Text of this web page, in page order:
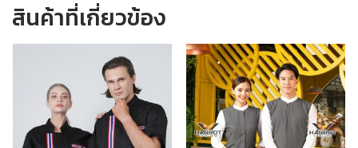
สินค้าที่เกี่ยวข้อง